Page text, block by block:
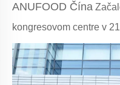
ANUFOOD Čína
kongresovom centre v 21